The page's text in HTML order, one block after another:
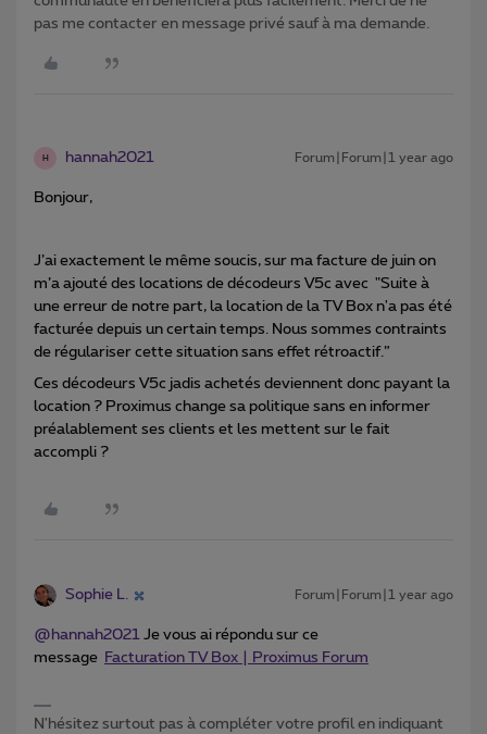
pas me contacter en message privé sauf à ma demande.
H hannah2021 Forum|Forum|1 year ago
Bonjour,
J’ai exactement le même soucis, sur ma facture de juin on
m’a ajouté des locations de décodeurs V5c avec "Suite à
une erreur de notre part, la location de la TV Box n'a pas été
facturée depuis un certain temps. Nous sommes contraints
de régulariser cette situation sans effet rétroactif.”
Ces décodeurs V5c jadis achetés deviennent donc payant la
location ? Proximus change sa politique sans en informer
préalablement ses clients et les mettent sur le fait
accompli ?
Sophie L. Forum|Forum|1 year ago
@hannah2021 Je vous ai répondu sur ce
message Facturation TV Box | Proximus Forum
N'hésitez surtout pas à compléter votre profil en indiquant